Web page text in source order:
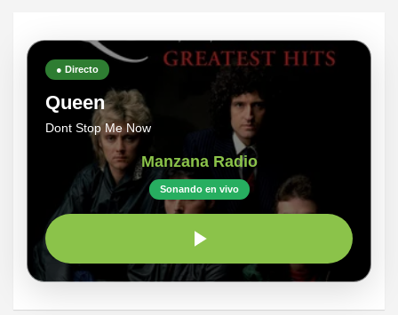
● Directo
Queen
Dont Stop Me Now
Manzana Radio
Sonando en vivo